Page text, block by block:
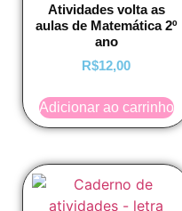
Atividades volta as
aulas de Matemática 2º
ano
R$12,00
Adicionar ao carrinho